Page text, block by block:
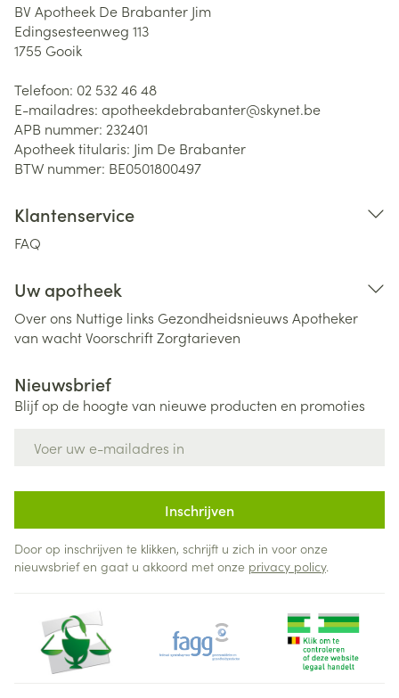
BV Apotheek De Brabanter Jim
Edingsesteenweg 113
1755 Gooik
Telefoon: 02 532 46 48
E-mailadres: apotheekdebrabanter@skynet.be
APB nummer: 232401
Apotheek titularis: Jim De Brabanter
BTW nummer: BE0501800497
Klantenservice
FAQ
Uw apotheek
Over ons Nuttige links Gezondheidsnieuws Apotheker
van wachtVoorschriftZorgtarieven
Nieuwsbrief
Blijf op de hoogte van nieuwe producten en promoties
Inschrijven
Door op inschrijven te klikken, schrijft u zich in voor onze
nieuwsbrief en gaat u akkoord met onze privacy policy.